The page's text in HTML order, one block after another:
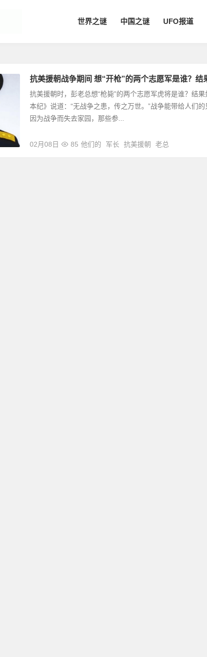
世界之谜 中国之谜 UFO报道
抗美援朝战争期间 想“开枪”的两个志愿军是谁？结
抗美援朝时，彭老总想“枪毙”的两个志愿军虎将是谁？结
本纪》说道：“无战争之患，传之万世。”战争能带给人们
因为战争而失去家园，那些参...
02月08日 85 他们的 军长 抗美援朝 老总